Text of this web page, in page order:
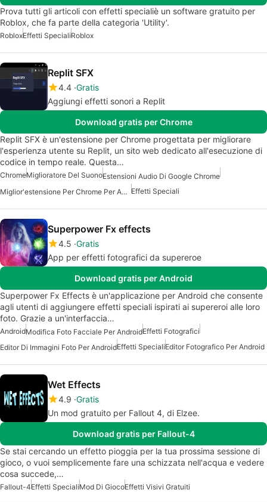
Prova tutti gli articoli con effetti specialiè un software gratuito per
Roblox, che fa parte della categoria 'Utility'.
RobloxEffetti SpecialiRoblox
Replit SFX
4.4 Gratis
Aggiungi effetti sonori a Replit
Download gratis per Chrome
Replit SFX è un'estensione per Chrome progettata per migliorare
l'esperienza utente su Replit, un sito web dedicato all'esecuzione di
codice in tempo reale. Questa…
ChromeMiglioratore Del SuonoEstensioni Audio Di Google Chrome
Miglior'estensione Per Chrome Per Aumentare Il Volume Effetti Speciali
Superpower Fx effects
4.5 Gratis
App per effetti fotografici da supereroe
Download gratis per Android
Superpower Fx Effects è un'applicazione per Android che consente
agli utenti di aggiungere effetti speciali ispirati ai supereroi alle loro
foto. Grazie a un'interfaccia…
AndroidModifica Foto Facciale Per AndroidEffetti Fotografici
Editor Di Immagini Foto Per AndroidEffetti SpecialiEditor Fotografico Per Android
Wet Effects
4.9 Gratis
Un mod gratuito per Fallout 4, di Elzee.
Download gratis per Fallout-4
Se stai cercando un effetto pioggia per la tua prossima sessione di
gioco, o vuoi semplicemente fare una schizzata nell'acqua e vedere
cosa succede,…
Fallout-4Effetti SpecialiMod Di GiocoEffetti Visivi Gratuiti